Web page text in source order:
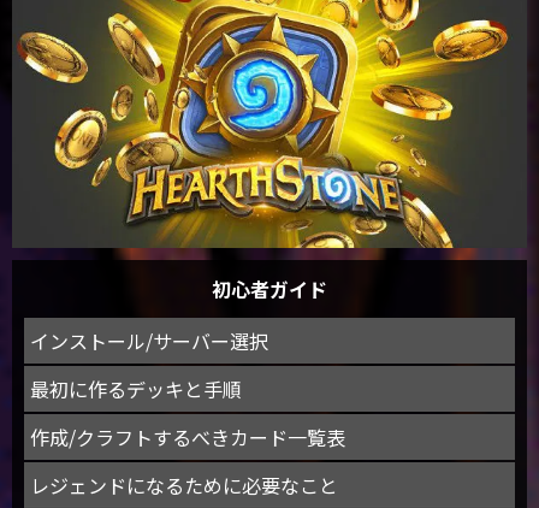
初心者ガイド
インストール/サーバー選択
最初に作るデッキと手順
作成/クラフトするべきカード一覧表
レジェンドになるために必要なこと